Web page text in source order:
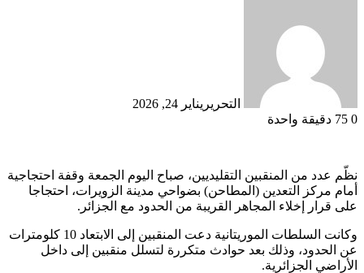
التحرير يناير 24, 2026
0
دقيقة واحدة
نظّم عدد من المنقبين التقليديين، صباح اليوم الجمعة وقفة احتجاجية
أمام مركز التعدين (المطاحن) بضواحي مدينة الزويرات، احتجاجا
على قرار إخلاء المجاهر القريبة من الحدود مع الجزائر.
وكانت السلطات الموريتانية دعت المنقبين إلى الابتعاد 10 كلومترات
عن الحدود، وذلك بعد حوادث متكررة لتسلل منقبين إلى داخل
الأراضي الجزائرية.